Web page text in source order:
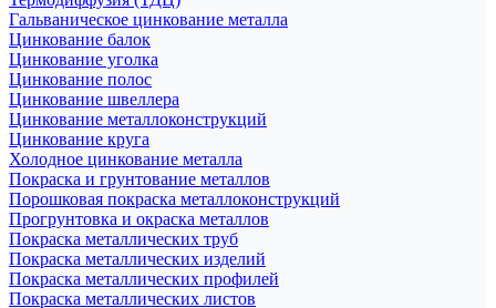
Гальваническое цинкование металла
Цинкование балок
Цинкование уголка
Цинкование полос
Цинкование швеллера
Цинкование металлоконструкций
Цинкование круга
Холодное цинкование металла
Покраска и грунтование металлов
Порошковая покраска металлоконструкций
Прогрунтовка и окраска металлов
Покраска металлических труб
Покраска металлических изделий
Покраска металлических профилей
Покраска металлических листов